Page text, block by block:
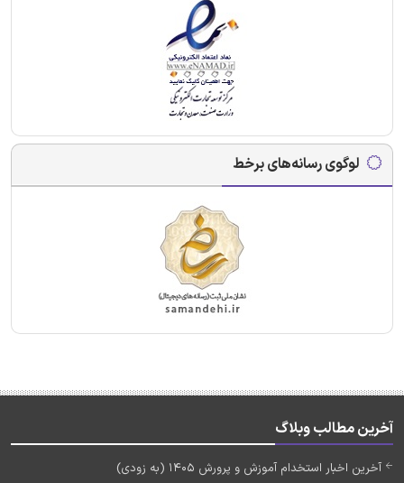
لوگوی رسانه‌های برخط
آخرین مطالب وبلاگ
آخرین اخبار استخدام آموزش و پرورش 1405 (به زودی)